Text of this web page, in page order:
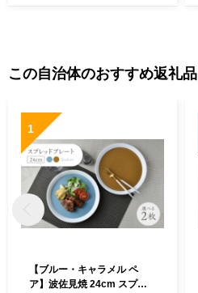
この自治体のおすすめ返礼品
1
【ブルー・キャラメル ペ
ア】波佐見焼 24cm スプレ